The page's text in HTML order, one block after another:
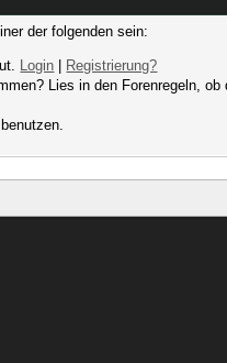
der folgenden sein:
Login
Registrierung?
Lies in den Forenregeln,